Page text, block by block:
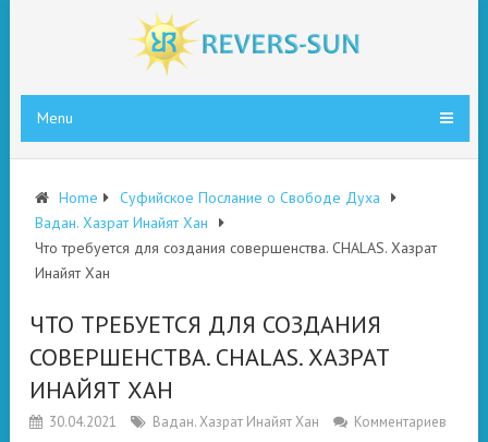
Menu
Home
Суфийское Послание о Свободе Духа
Вадан. Хазрат Инайят Хан
Что требуется для создания совершенства. CHALAS. Хазрат
Инайят Хан
ЧТО ТРЕБУЕТСЯ ДЛЯ СОЗДАНИЯ
СОВЕРШЕНСТВА. CHALAS. ХАЗРАТ
ИНАЙЯТ ХАН
30.04.2021 Вадан. Хазрат Инайят Хан
Комментариев